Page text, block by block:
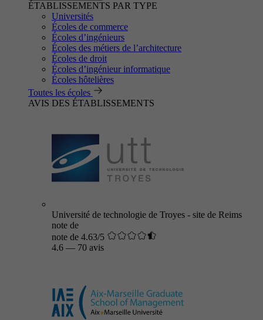
ÉTABLISSEMENTS PAR TYPE
Universités
Écoles de commerce
Écoles d’ingénieurs
Écoles des métiers de l’architecture
Écoles de droit
Écoles d’ingénieur informatique
Écoles hôtelières
Toutes les écoles
AVIS DES ÉTABLISSEMENTS
Université de technologie de Troyes - site de Reims
note de
note de 4.63/5
4.6 — 70 avis